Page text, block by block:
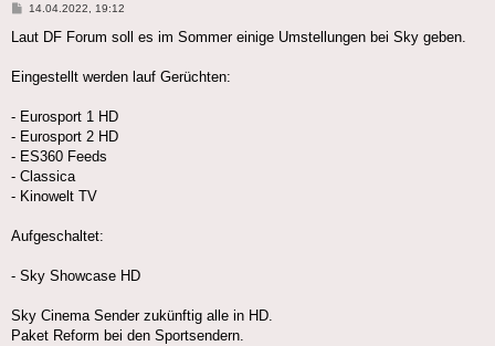
Beitrag
14.04.2022, 19:12
Laut DF Forum soll es im Sommer einige Umstellungen bei Sky geben.
Eingestellt werden lauf Gerüchten:
- Eurosport 1 HD
- Eurosport 2 HD
- ES360 Feeds
- Classica
- Kinowelt TV
Aufgeschaltet:
- Sky Showcase HD
Sky Cinema Sender zukünftig alle in HD.
Paket Reform bei den Sportsendern.